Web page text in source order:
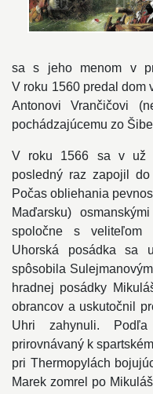
sa s jeho menom v
V roku 1560 predal dom
Antonovi Vrančičovi
pochádzajúcemu zo
V roku 1566 sa v už
posledný raz zapojil do
Počas obliehania
Maďarsku)
spoločne s veliteľom
Uhorská posádka sa
spôsobila
hradnej posádky
obrancov a uskutočnil
Uhri zahynuli.
prirovnávaný k
pri Thermopylách
Marek zomrel po